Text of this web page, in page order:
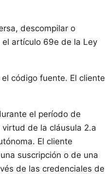
descompilar o
artículo 69e de la Ley
código fuente. El cliente
el período de
de la cláusula 2.a
El cliente
suscripción o de una
de las credenciales de